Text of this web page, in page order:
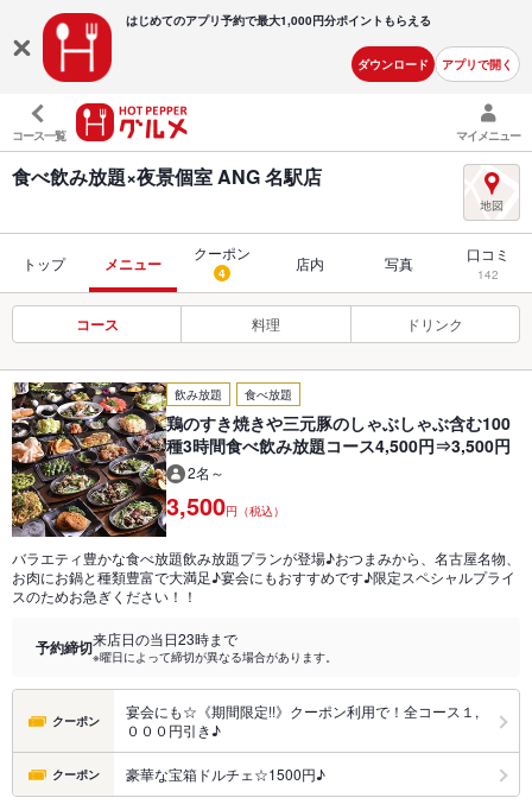
はじめてのアプリ予約で最大1,000円分ポイントもらえる
ダウンロード アプリで開く
コース一覧 マイメニュー
食べ飲み放題×夜景個室 ANG 名駅店
トップ メニュー
クーポン
4 店内 写真 口コミ
142
コース 料理 ドリンク
飲み放題 食べ放題
鶏のすき焼きや三元豚のしゃぶしゃぶ含む100
種3時間食べ飲み放題コース4,500円⇒3,500円
2名～
3,500円（税込）
バラエティ豊かな食べ放題飲み放題プランが登場♪おつまみから、名古屋名物、
お肉にお鍋と種類豊富で大満足♪宴会にもおすすめです♪限定スペシャルプライ
スのためお急ぎください！！
予約締切来店日の当日23時まで
※曜日によって締切が異なる場合があります。
クーポン
宴会にも☆《期間限定!!》クーポン利用で！全コース１,
０００円引き♪
クーポン 豪華な宝箱ドルチェ☆1500円♪